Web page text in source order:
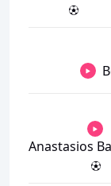
Anastasios